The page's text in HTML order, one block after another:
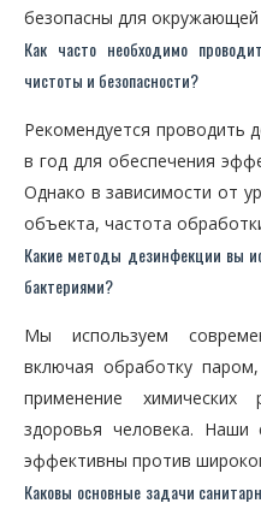
безопасны для
Как часто необходимо
чистоты и безопасности?
Рекомендуется проводить
в год для обеспечения
Однако в зависимости от
объекта, частота
Какие методы дезинфекции вы
бактериями?
Мы используем
включая обработку
применение химических
здоровья человека. Наши
эффективны против
Каковы основные задачи